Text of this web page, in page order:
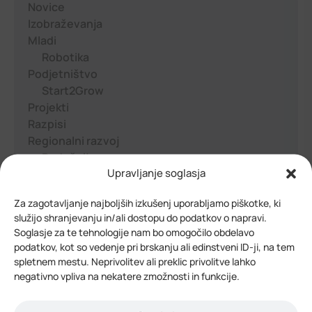
Upravljanje soglasja
Za zagotavljanje najboljših izkušenj uporabljamo piškotke, ki
služijo shranjevanju in/ali dostopu do podatkov o napravi.
Soglasje za te tehnologije nam bo omogočilo obdelavo
podatkov, kot so vedenje pri brskanju ali edinstveni ID-ji, na tem
spletnem mestu. Neprivolitev ali preklic privolitve lahko
negativno vpliva na nekatere zmožnosti in funkcije.
Novice
Izobraževanja
Mladi
Robotika
Podjetništvo
Start2Grow
Projekti
Razpisi
Regionalni razvoj
Podeželje
Splošno
Zadnji prispevki